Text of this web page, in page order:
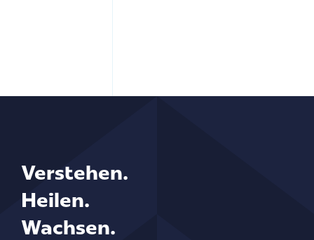
Verstehen.
Heilen.
Wachsen.